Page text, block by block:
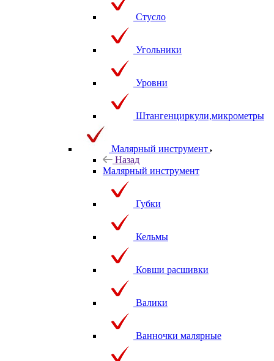
Стусло
Угольники
Уровни
Штангенциркули,микрометры
Малярный инструмент
Назад
Малярный инструмент
Губки
Кельмы
Ковши расшивки
Валики
Ванночки малярные